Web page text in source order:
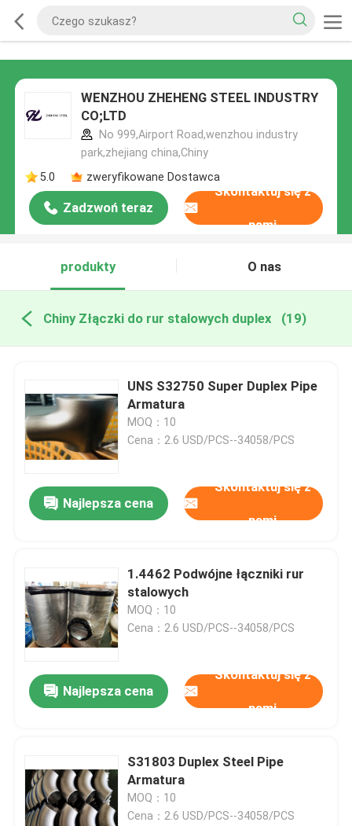
WENZHOU ZHEHENG STEEL INDUSTRY
CO;LTD
No 999,Airport Road,wenzhou industry
park,zhejiang china,Chiny
5.0
zweryfikowane Dostawca
Zadzwoń teraz
Skontaktuj się z
nami
produkty O nas
Chiny Złączki do rur stalowych duplex (19)
UNS S32750 Super Duplex Pipe
Armatura
MOQ：10
Cena：2.6 USD/PCS--34058/PCS
Najlepsza cena
Skontaktuj się z
nami
1.4462 Podwójne łączniki rur
stalowych
MOQ：10
Cena：2.6 USD/PCS--34058/PCS
Najlepsza cena
Skontaktuj się z
nami
S31803 Duplex Steel Pipe
Armatura
MOQ：10
Cena：2.6 USD/PCS--34058/PCS